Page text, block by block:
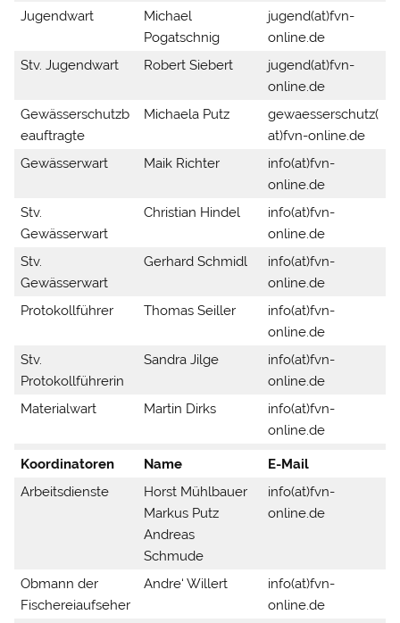
Jugendwart
Michael
Pogatschnig
jugend(at)fvn-
online.de
Stv. Jugendwart
Robert Siebert
jugend(at)fvn-
online.de
Gewässerschutzb
eauftragte
Michaela Putz
gewaesserschutz(
at)fvn-online.de
Gewässerwart
Maik Richter
info(at)fvn-
online.de
Stv.
Gewässerwart
Christian Hindel
info(at)fvn-
online.de
Stv.
Gewässerwart
Gerhard Schmidl
info(at)fvn-
online.de
Protokollführer
Thomas Seiller
info(at)fvn-
online.de
Stv.
Protokollführerin
Sandra Jilge
info(at)fvn-
online.de
Materialwart
Martin Dirks
info(at)fvn-
online.de
Koordinatoren Name
E-Mail
Arbeitsdienste
Horst Mühlbauer
Markus Putz
Andreas
Schmude
info(at)fvn-
online.de
Obmann der
Fischereiaufseher
Andre‘ Willert
info(at)fvn-
online.de